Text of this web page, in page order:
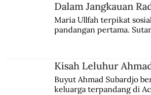
Jules Verne, Multatuli,
Dalam Jangkauan
Maria Ullfah terpikat
pandangan pertama.
Kisah Leluhur
Buyut Ahmad Subardjo
keluarga terpandang di